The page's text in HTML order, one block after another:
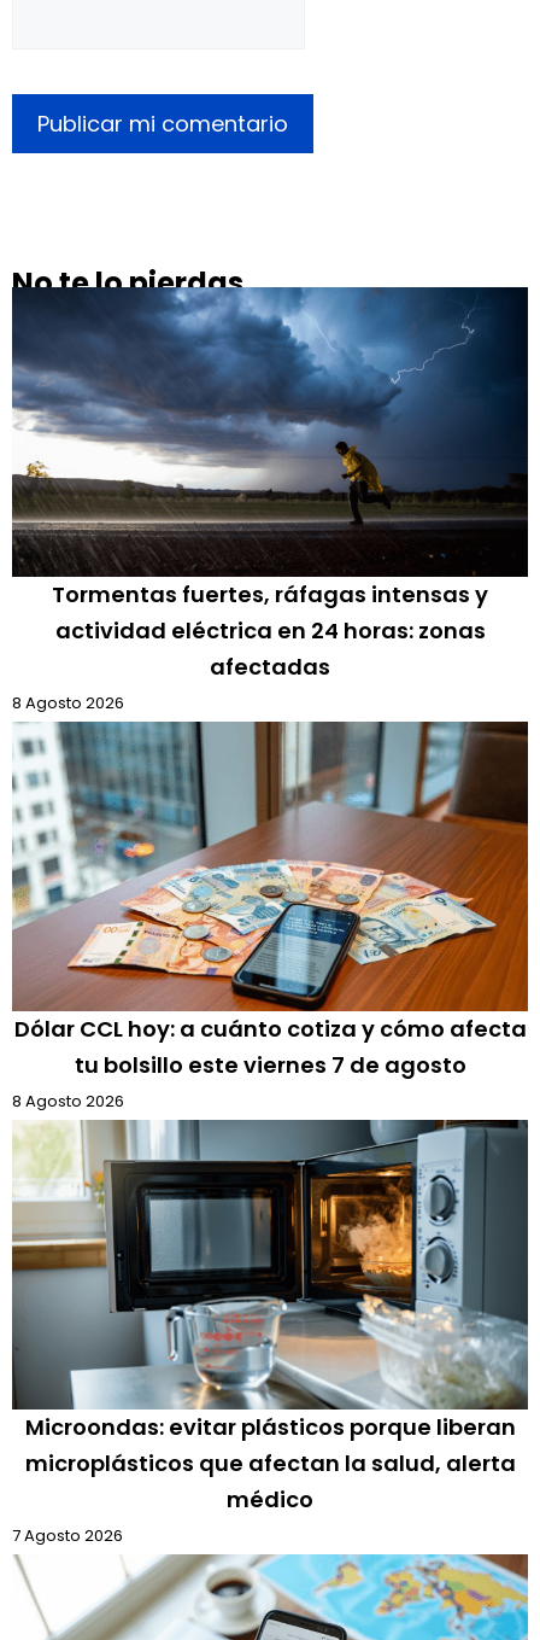
No te lo pierdas
Tormentas fuertes, ráfagas intensas y
actividad eléctrica en 24 horas: zonas
afectadas
8 Agosto 2026
Dólar CCL hoy: a cuánto cotiza y cómo afecta
tu bolsillo este viernes 7 de agosto
8 Agosto 2026
Microondas: evitar plásticos porque liberan
microplásticos que afectan la salud, alerta
médico
7 Agosto 2026